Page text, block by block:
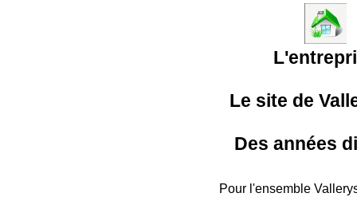
Le site de
Des années
Pour l'ensemble